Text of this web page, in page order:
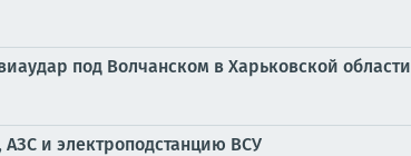
под Волчанском в Харьковской области
и электроподстанцию ВСУ